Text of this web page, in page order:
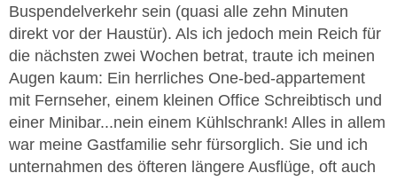
Buspendelverkehr sein (quasi alle zehn Minuten
direkt vor der Haustür). Als ich jedoch mein Reich für
die nächsten zwei Wochen betrat, traute ich meinen
Augen kaum: Ein herrliches One-bed-appartement
mit Fernseher, einem kleinen Office Schreibtisch und
einer Minibar...nein einem Kühlschrank! Alles in allem
war meine Gastfamilie sehr fürsorglich. Sie und ich
unternahmen des öfteren längere Ausflüge, oft auch